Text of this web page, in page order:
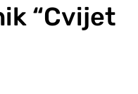
“Cvijet